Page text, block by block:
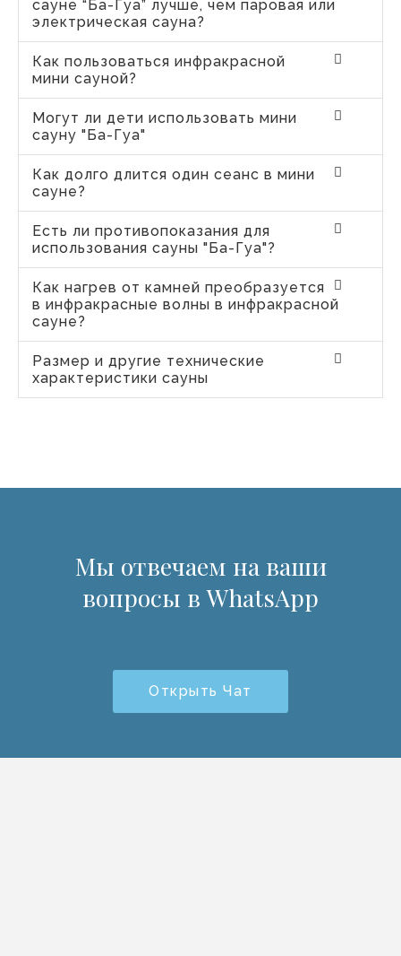
сауне “Ба-Гуа” лучше, чем паровая или
электрическая сауна?
Как пользоваться инфракрасной
мини сауной?
Могут ли дети использовать мини
сауну "Ба-Гуа"
Как долго длится один сеанс в мини
сауне?
Есть ли противопоказания для
использования сауны "Ба-Гуа"?
Как нагрев от камней преобразуется
в инфракрасные волны в инфракрасной
сауне?
Размер и другие технические
характеристики сауны
Мы отвечаем на ваши
вопросы в WhatsApp
Открыть Чат